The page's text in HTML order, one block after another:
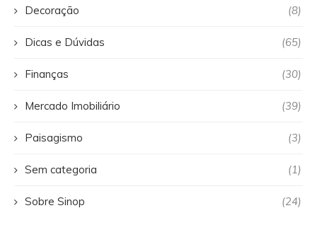
Decoração (8)
Dicas e Dúvidas (65)
Finanças (30)
Mercado Imobiliário (39)
Paisagismo (3)
Sem categoria (1)
Sobre Sinop (24)